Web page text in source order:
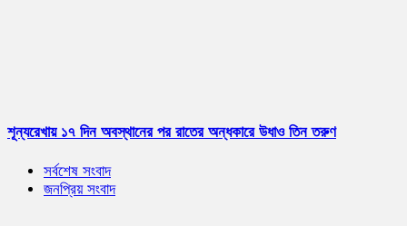
শূন্যরেখায় ১৭ দিন অবস্থানের পর রাতের অন্ধকারে উধাও তিন তরুণ
সর্বশেষ সংবাদ
জনপ্রিয় সংবাদ